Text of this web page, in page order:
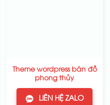
Theme wordpress bán đồ
phong thủy
LIÊN HỆ ZALO